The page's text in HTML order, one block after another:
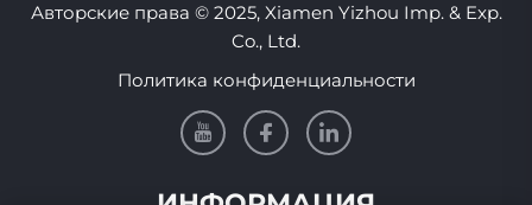
Авторские права © 2025, Xiamen Yizhou Imp. & Exp.
Co., Ltd.
Политика конфиденциальности